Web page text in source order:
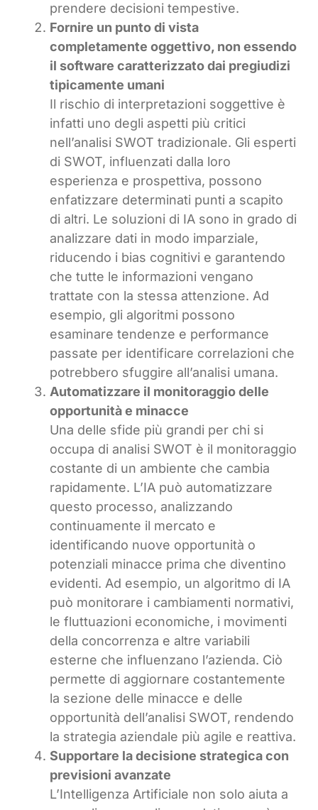
prendere decisioni tempestive.
Fornire un punto di vista
completamente oggettivo, non essendo
il software caratterizzato dai pregiudizi
tipicamente umani
Il rischio di interpretazioni soggettive è
infatti uno degli aspetti più critici
nell’analisi SWOT tradizionale. Gli esperti
di SWOT, influenzati dalla loro
esperienza e prospettiva, possono
enfatizzare determinati punti a scapito
di altri. Le soluzioni di IA sono in grado di
analizzare dati in modo imparziale,
riducendo i bias cognitivi e garantendo
che tutte le informazioni vengano
trattate con la stessa attenzione. Ad
esempio, gli algoritmi possono
esaminare tendenze e performance
passate per identificare correlazioni che
potrebbero sfuggire all’analisi umana.
Automatizzare il monitoraggio delle
opportunità e minacce
Una delle sfide più grandi per chi si
occupa di analisi SWOT è il monitoraggio
costante di un ambiente che cambia
rapidamente. L’IA può automatizzare
questo processo, analizzando
continuamente il mercato e
identificando nuove opportunità o
potenziali minacce prima che diventino
evidenti. Ad esempio, un algoritmo di IA
può monitorare i cambiamenti normativi,
le fluttuazioni economiche, i movimenti
della concorrenza e altre variabili
esterne che influenzano l’azienda. Ciò
permette di aggiornare costantemente
la sezione delle minacce e delle
opportunità dell’analisi SWOT, rendendo
la strategia aziendale più agile e reattiva.
Supportare la decisione strategica con
previsioni avanzate
L’Intelligenza Artificiale non solo aiuta a